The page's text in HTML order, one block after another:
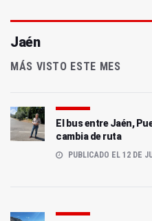
Jaén
MÁS VISTO ESTE MES
El bus entre Jaén,
cambia de ruta
PUBLICADO EL 12 DE